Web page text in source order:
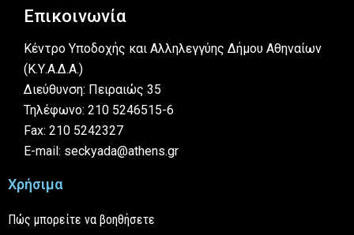
Επικοινωνία
Κέντρο Υποδοχής και Αλληλεγγύης Δήμου Αθηναίων
(Κ.Υ.Α.Δ.Α.)
Διεύθυνση: Πειραιώς 35
Τηλέφωνο: 210 5246515-6
Fax: 210 5242327
E-mail: seckyada@athens.gr
Χρήσιμα
Πώς μπορείτε να βοηθήσετε